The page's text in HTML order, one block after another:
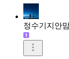
정수기지안